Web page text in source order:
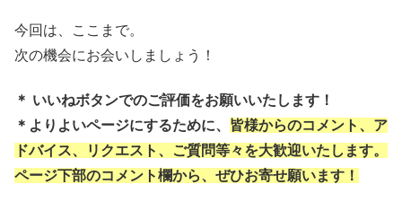
今回は、ここまで。
次の機会にお会いしましょう！
＊ いいねボタンでのご評価をお願いいたします！
＊よりよいページにするために、 皆様からのコメント、ア
ドバイス、リクエスト、ご質問等々を大歓迎いたします。
ページ下部のコメント欄から、ぜひお寄せ願います！